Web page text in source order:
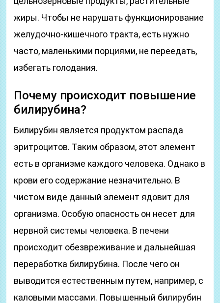
жиры. Чтобы не нарушать функционирование
желудочно-кишечного тракта, есть нужно
часто, маленькими порциями, не переедать,
избегать голодания.
Почему происходит повышение
билирубина?
Билирубин является продуктом распада
эритроцитов. Таким образом, этот элемент
есть в организме каждого человека. Однако в
крови его содержание незначительно. В
чистом виде данный элемент ядовит для
организма. Особую опасность он несет для
нервной системы человека. В печени
происходит обезвреживание и дальнейшая
переработка билирубина. После чего он
выводится естественным путем, например, с
каловыми массами. Повышенный билирубин